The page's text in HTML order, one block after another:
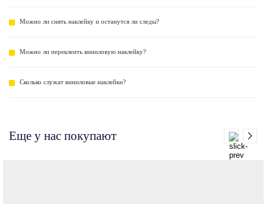
Можно ли снять наклейку и останутся ли следы?
Можно ли переклеить виниловую наклейку?
Сколько служат виниловые наклейки?
Еще у нас покупают